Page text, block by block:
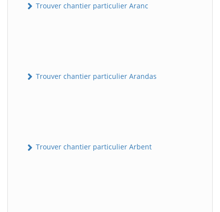
Trouver chantier particulier Aranc
Trouver chantier particulier Arandas
Trouver chantier particulier Arbent